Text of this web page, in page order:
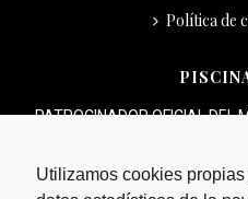
Política de
PATROCINADOR OFICIAL DEL
Utilizamos cookies